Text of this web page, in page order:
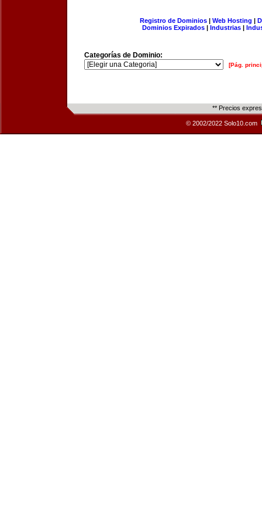
Registro de Dominios| Web Hosting |
Dominios Expirados | Industrias |
Categorías de Dominio:
[Pág.
** Precios
© 2002/2022 Solo10.com